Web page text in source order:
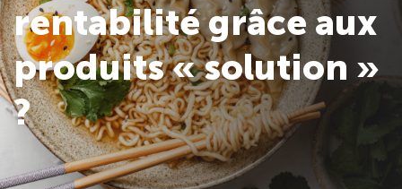
rentabilité grâce aux
produits « solution »
?